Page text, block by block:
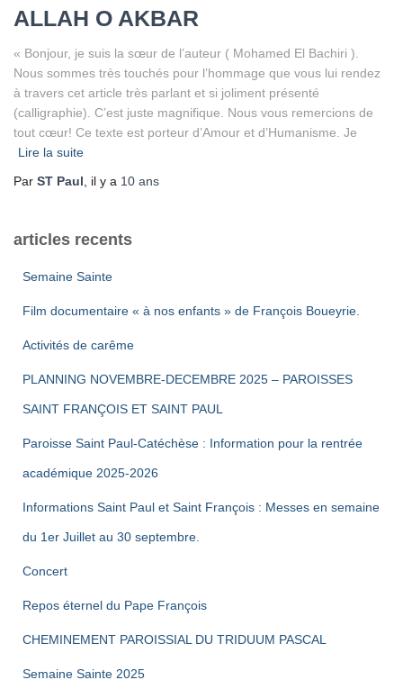
ALLAH O AKBAR
« Bonjour, je suis la sœur de l’auteur ( Mohamed El Bachiri ).
Nous sommes très touchés pour l’hommage que vous lui rendez
à travers cet article très parlant et si joliment présenté
(calligraphie). C’est juste magnifique. Nous vous remercions de
tout cœur! Ce texte est porteur d’Amour et d’Humanisme. Je
Lire la suite
Par ST Paul , il y a 10 ans
articles recents
Semaine Sainte
Film documentaire « à nos enfants » de François Boueyrie.
Activités de carême
PLANNING NOVEMBRE-DECEMBRE 2025 – PAROISSES
SAINT FRANÇOIS ET SAINT PAUL
Paroisse Saint Paul-Catéchèse : Information pour la rentrée
académique 2025-2026
Informations Saint Paul et Saint François : Messes en semaine
du 1er Juillet au 30 septembre.
Concert
Repos éternel du Pape François
CHEMINEMENT PAROISSIAL DU TRIDUUM PASCAL
Semaine Sainte 2025